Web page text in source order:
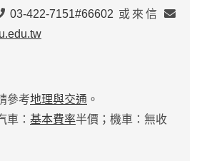
03-422-7151#66602 或來信
參考地理與交通 。
車： 基本費率半價；機車：無收